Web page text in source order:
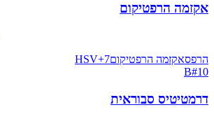
אקזמה הרפטיקום
הרפסאקזמה הרפטיקום HSV+7
B#10
דרמטיטיס סבוראית